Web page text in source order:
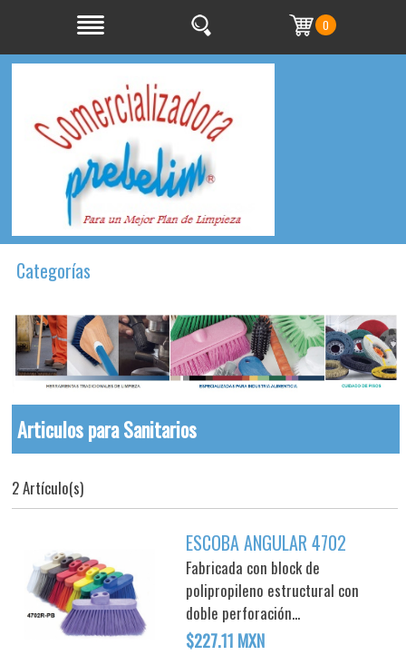
0
Categorías
Articulos para Sanitarios
2 Artículo(s)
ESCOBA ANGULAR 4702
Fabricada con block de
polipropileno estructural con
doble perforación...
$227.11 MXN